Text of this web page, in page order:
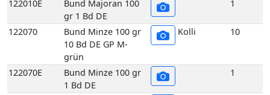
122070E
Bund Minze 100 gr
1 Bd DE
1
122090
Bund Oregano 100
gr 10 Bd DE GP M-
grün
Kolli 10
122090E
Bund Oregano 100
gr 1 Bd DE
1